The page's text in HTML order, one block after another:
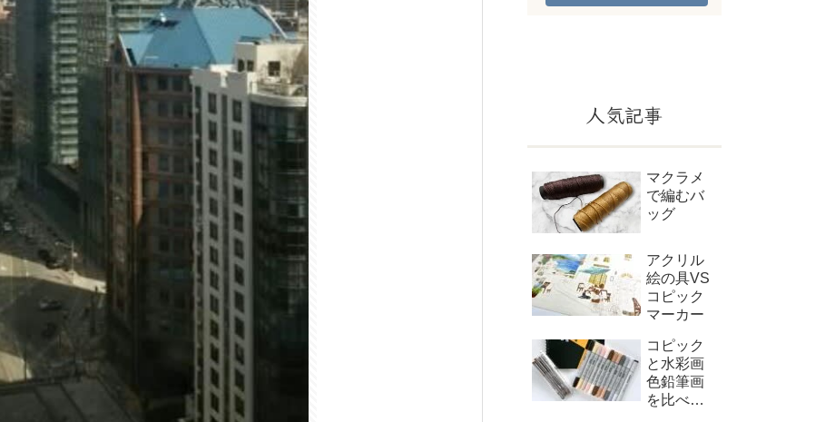
人気記事
マクラメ
で編むバ
ッグ
アクリル
絵の具VS
コピック
マーカー
コピック
と水彩画
色鉛筆画
を比べて